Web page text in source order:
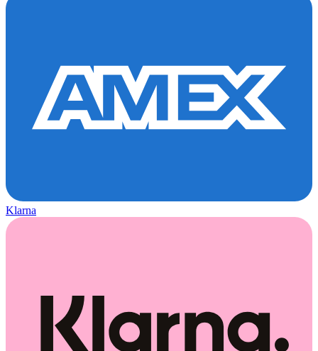
Klarna